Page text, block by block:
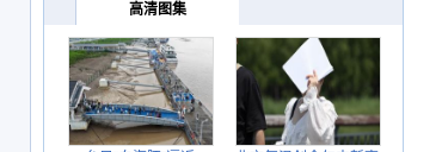
高清图集